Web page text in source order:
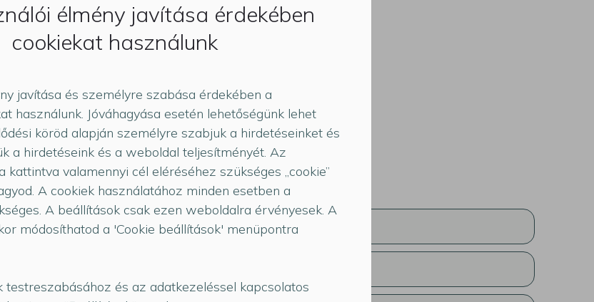
élmény javítása érdekében
cookiekat használunk
javítása és személyre szabása érdekében a
használunk. Jóváhagyása esetén lehetőségünk lehet
köröd alapján személyre szabjuk a hirdetéseinket és
a hirdetéseink és a weboldal teljesítményét. Az
kattintva valamennyi cél eléréséhez szükséges „cookie”
A cookiek használatához minden esetben a
A beállítások csak ezen weboldalra érvényesek. A
módosíthatod a 'Cookie beállítások' menüpontra
testreszabásához és az adatkezeléssel kapcsolatos
első törlesztés kezdetének.
végig kell csinálni a hiteligénylési folyamatot.